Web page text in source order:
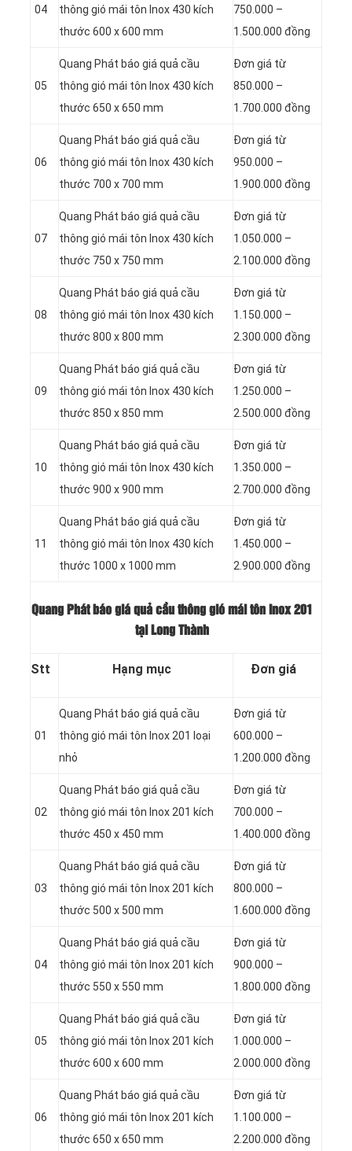
04
thông gió mái tôn Inox 430 kích
thước 600 x 600 mm
750.000 –
1.500.000 đồng
05
Quang Phát báo giá quả cầu
thông gió mái tôn Inox 430 kích
thước 650 x 650 mm
Đơn giá từ
850.000 –
1.700.000 đồng
06
Quang Phát báo giá quả cầu
thông gió mái tôn Inox 430 kích
thước 700 x 700 mm
Đơn giá từ
950.000 –
1.900.000 đồng
07
Quang Phát báo giá quả cầu
thông gió mái tôn Inox 430 kích
thước 750 x 750 mm
Đơn giá từ
1.050.000 –
2.100.000 đồng
08
Quang Phát báo giá quả cầu
thông gió mái tôn Inox 430 kích
thước 800 x 800 mm
Đơn giá từ
1.150.000 –
2.300.000 đồng
09
Quang Phát báo giá quả cầu
thông gió mái tôn Inox 430 kích
thước 850 x 850 mm
Đơn giá từ
1.250.000 –
2.500.000 đồng
10
Quang Phát báo giá quả cầu
thông gió mái tôn Inox 430 kích
thước 900 x 900 mm
Đơn giá từ
1.350.000 –
2.700.000 đồng
11
Quang Phát báo giá quả cầu
thông gió mái tôn Inox 430 kích
thước 1000 x 1000 mm
Đơn giá từ
1.450.000 –
2.900.000 đồng
Quang Phát báo giá quả cầu thông gió mái tôn Inox 201
tại Long Thành
Stt Hạng mục Đơn giá
01
Quang Phát báo giá quả cầu
thông gió mái tôn Inox 201 loại
nhỏ
Đơn giá từ
600.000 –
1.200.000 đồng
02
Quang Phát báo giá quả cầu
thông gió mái tôn Inox 201 kích
thước 450 x 450 mm
Đơn giá từ
700.000 –
1.400.000 đồng
03
Quang Phát báo giá quả cầu
thông gió mái tôn Inox 201 kích
thước 500 x 500 mm
Đơn giá từ
800.000 –
1.600.000 đồng
04
Quang Phát báo giá quả cầu
thông gió mái tôn Inox 201 kích
thước 550 x 550 mm
Đơn giá từ
900.000 –
1.800.000 đồng
05
Quang Phát báo giá quả cầu
thông gió mái tôn Inox 201 kích
thước 600 x 600 mm
Đơn giá từ
1.000.000 –
2.000.000 đồng
06
Quang Phát báo giá quả cầu
thông gió mái tôn Inox 201 kích
thước 650 x 650 mm
Đơn giá từ
1.100.000 –
2.200.000 đồng